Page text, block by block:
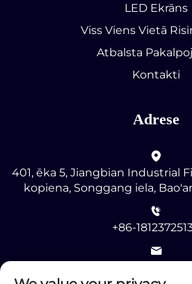
LED Ekrāns
Viss Viens Vietā
Atbalsta
Kontakti
Adrese
401, ēka 5, Jiangbian Industrial
kopiena, Songgang iela,
+86-